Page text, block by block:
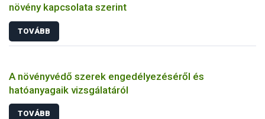
növény kapcsolata szerint
TOVÁBB
A növényvédő szerek engedélyezéséről és
hatóanyagaik vizsgálatáról
TOVÁBB